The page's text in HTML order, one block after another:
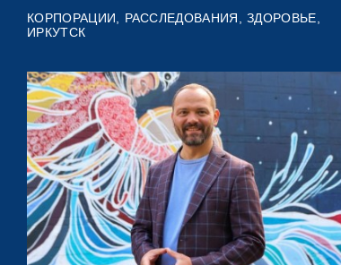
КОРПОРАЦИИ РАССЛЕДОВАНИЯ
ЗДОРОВЬЕ
ИРКУТСК